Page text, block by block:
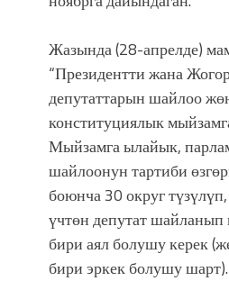
Жазында (28-апрелде)
“Президентти жана
депутаттарын шайлоо
конституциялык
Мыйзамга ылайык,
шайлоонун тартиби
боюнча 30 округ
үчтөн депутат шайланып
бири аял болушу керек
бири эркек болушу шарт).